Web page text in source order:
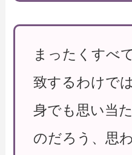
まったくすべ
致するわけで
身でも思い当
のだろう、思